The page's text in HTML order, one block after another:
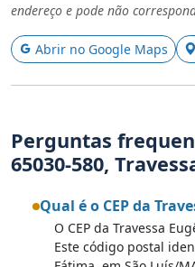
endereço e pode não
Abrir no Google Maps
Perguntas
65030-580,
Qual é o CEP da
O CEP da Travessa
Este código postal